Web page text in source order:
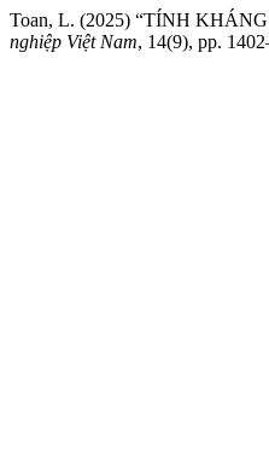
Toan, L. (2025) “TÍNH
nghiệp Việt Nam, 14(9), pp.